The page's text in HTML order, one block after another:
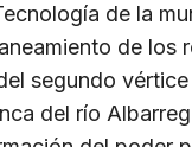
de la
de los
segundo
del río